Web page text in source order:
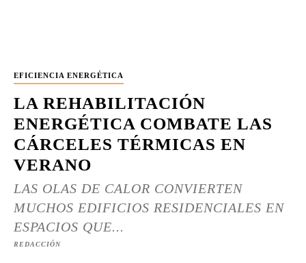
EFICIENCIA ENERGÉTICA
LA REHABILITACIÓN
ENERGÉTICA COMBATE LAS
CÁRCELES TÉRMICAS EN
VERANO
LAS OLAS DE CALOR CONVIERTEN
MUCHOS EDIFICIOS RESIDENCIALES EN
ESPACIOS QUE...
REDACCIÓN